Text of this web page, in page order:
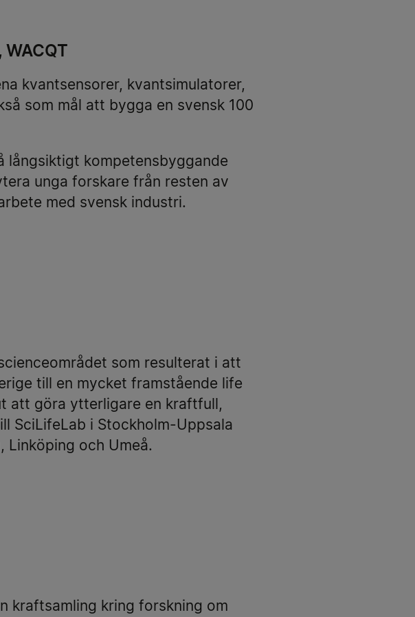
kvantsensorer, kvantsimulatorer,
som mål att bygga en svensk 100
långsiktigt kompetensbyggande
unga forskare från resten av
med svensk industri.
som resulterat i att
till en mycket framstående life
att göra ytterligare en kraftfull,
SciLifeLab i Stockholm-Uppsala
Linköping och Umeå.
kraftsamling kring forskning om